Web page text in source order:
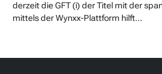
derzeit die GFT (i) der Titel mit der
mittels der Wynxx-Plattform hilft...